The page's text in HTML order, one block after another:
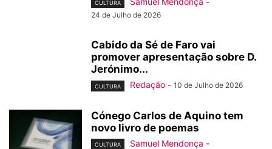
CULTURA
24 de Julho de 2026
Cabido da Sé de Faro vai
promover apresentação sobre D.
Jerónimo...
CULTURA Redação - 10 de Julho de 2026
Cónego Carlos de Aquino tem
novo livro de poemas
CULTURA Samuel Mendonça -